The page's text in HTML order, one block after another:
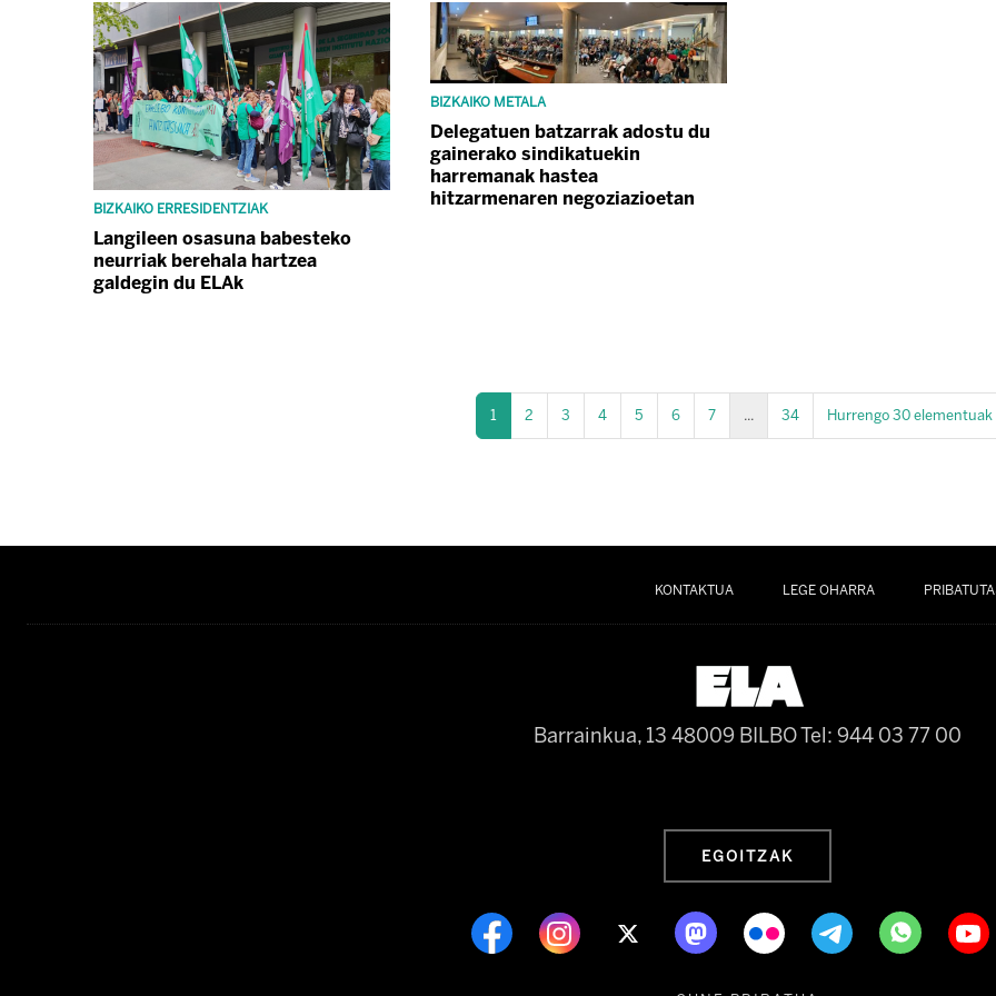
BIZKAIKO ERRESIDENTZIAK
Langileen osasuna babesteko
neurriak berehala hartzea
galdegin du ELAk
BIZKAIKO METALA
Delegatuen batzarrak adostu du
gainerako sindikatuekin
harremanak hastea
hitzarmenaren negoziazioetan
1 2 3 4 5 6 7 ... 34 Hurrengo 30 elementuak
KONTAKTUA LEGE OHARRA
Barrainkua, 13 48009 BILBOTel: 944 03 77 00
EGOITZAK